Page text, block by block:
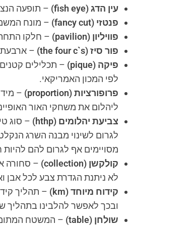
עין הדג(fish eye)
– תופעה
פנטזי (fancy cut)
– מונח
פוויליון (pavilion)
– חלקו
פור סיז(the four c`s)
– ארבעת
פיקה (pique)
לפי המכון האמריקאי.
פרופורציות(proportion)
–
ליהלום את משחקי האור
צביעת יהלומים (hthp)
– סוג
לגרום לשינוי מבנה השרג
מסויימים אף לגרום להם
קולקשן (collection)
– סחורה
לא ניתנת הגדרת צבע לכל אבן
קידוח מיוחד(km)
– תהליך
ובכך לאפשר להלבינו בתהליך
שולחן (table)
– המשטח